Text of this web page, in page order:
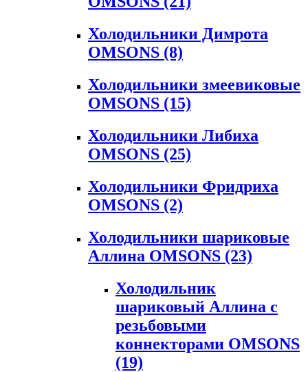
Холодильники Димрота
OMSONS (8)
Холодильники змеевиковые
OMSONS (15)
Холодильники Либиха
OMSONS (25)
Холодильники Фридриха
OMSONS (2)
Холодильники шариковые
Аллина OMSONS (23)
Холодильник
шариковый Аллина с
резьбовыми
коннекторами OMSONS
(19)